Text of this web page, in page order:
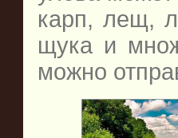
карп, лещ,
щука и
можно